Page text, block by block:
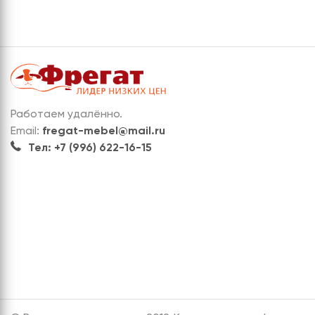
Работаем удалённо.
Email: fregat-mebel@mail.ru
Тел: +7 (996) 622-16-15